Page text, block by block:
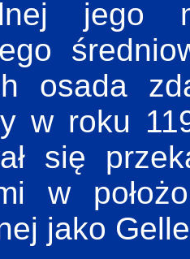
jego
osada
w roku
się
w
jako